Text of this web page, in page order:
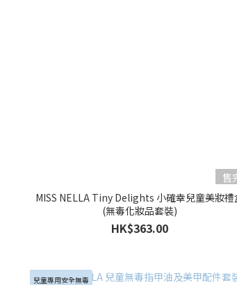
售
MISS NELLA Tiny Delights 小確幸兒童美妝禮
(無毒化妝品套裝)
HK$363.00
兒童專用安全無毒